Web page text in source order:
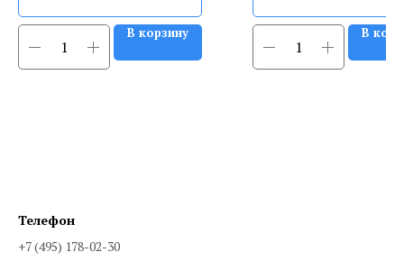
В корзину В
Телефон
+7 (495) 178-02-30